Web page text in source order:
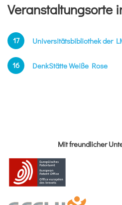
Veranstaltungsorte
17 Universitätsbibliothek der
16 DenkStätte Weiße Rose
Mit freundlicher